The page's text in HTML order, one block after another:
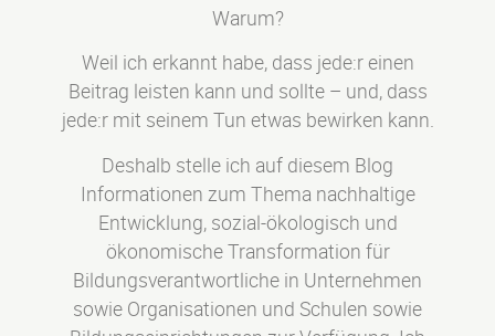
Warum?
Weil ich erkannt habe, dass jede:r einen
Beitrag leisten kann und sollte – und, dass
jede:r mit seinem Tun etwas bewirken kann.
Deshalb stelle ich auf diesem Blog
Informationen zum Thema nachhaltige
Entwicklung, sozial-ökologisch und
ökonomische Transformation für
Bildungsverantwortliche in Unternehmen
sowie Organisationen und Schulen sowie